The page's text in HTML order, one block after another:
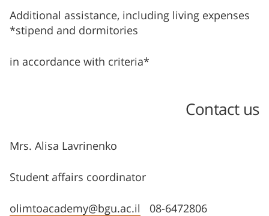
Additional assistance, including living expenses
stipend and dormitories*
*in accordance with criteria
Contact us
Mrs. Alisa Lavrinenko
Student affairs coordinator
olimtoacademy@bgu.ac.il 08-6472806